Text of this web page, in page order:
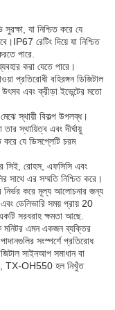
যা নিশ্চিত করে যে
রেটিং দিয়ে যা নিশ্চিত
পারে.
করা যেতে পারে।
প্রতিরোধী বহিরঙ্গন ডিজিটাল
উৎসব এবং ক্রীড়া ইভেন্টের মতো
স্থায়ী বিকল্প উপলব্ধ।
স্থায়িত্ব এবং দীর্ঘায়ু
করে যে ডিসপ্লেটি চরম
সিই, রোহস, এফসিসি এবং
সাথে এর সম্মতি নিশ্চিত করে।
নির্ভর করে মূল্য আলোচনার জন্য
ডেলিভারি সময় প্রায় 20
সরবরাহ ক্ষমতা আছে.
এমন একজন ব্যক্তির
সংস্পর্শে প্রতিরোধ
সাইনআপ সমাধান বা
TX-OH550 হল নিখুঁত